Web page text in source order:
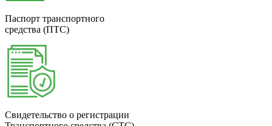
Паспорт транспортного
средства (ПТС)
Свидетельство о регистрации